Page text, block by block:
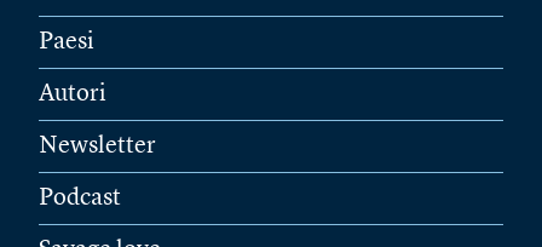
Paesi
Autori
Newsletter
Podcast